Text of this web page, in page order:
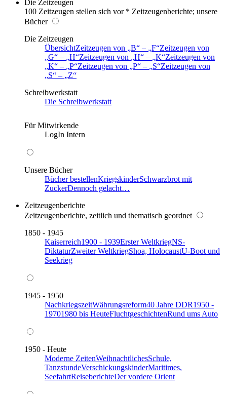
Die Zeitzeugen
100 Zeitzeugen stellen sich vor * Zeitzeugenberichte; unsere
Bücher
Die Zeitzeugen
ÜbersichtZeitzeugen von B – F Zeitzeugen von
G
– H Zeitzeugen von H – K Zeitzeugen von
K
– P Zeitzeugen von P – S Zeitzeugen von
S
–
Z
Schreibwerkstatt
Die Schreibwerkstatt
Für Mitwirkende
LogIn Intern
Unsere Bücher
Bücher bestellenKriegskinderSchwarzbrot mit
ZuckerDennoch gelacht…
Zeitzeugenberichte
Zeitzeugenberichte, zeitlich und thematisch geordnet
1850 - 1945
Kaiserreich1900 - 1939Erster WeltkriegNS-
DiktaturZweiter WeltkriegShoa, HolocaustU-Boot und
Seekrieg
1945 - 1950
NachkriegszeitWährungsreform40 Jahre DDR1950 -
19701980 bis HeuteFluchtgeschichtenRund ums Auto
1950 - Heute
Moderne ZeitenWeihnachtlichesSchule,
TanzstundeVerschickungskinderMaritimes,
SeefahrtReiseberichteDer vordere Orient